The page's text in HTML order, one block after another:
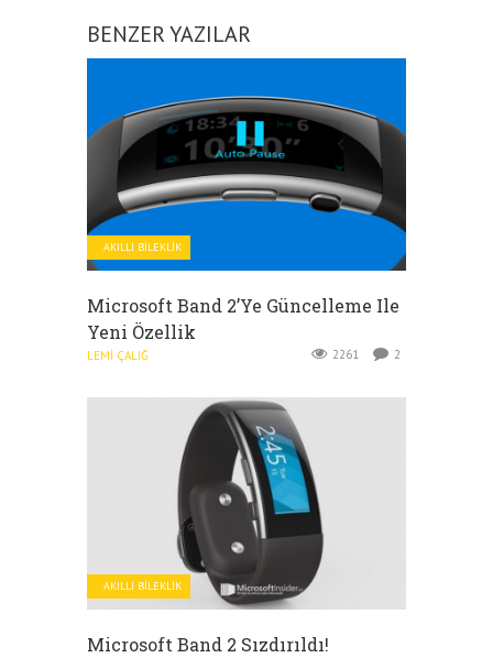
BENZER YAZILAR
AKILLI BILEKLIK
Microsoft Band 2’ye Güncelleme Ile
Yeni Özellik
LEMI ÇALIĞ 2261 2
AKILLI BILEKLIK
Microsoft Band 2 Sızdırıldı!